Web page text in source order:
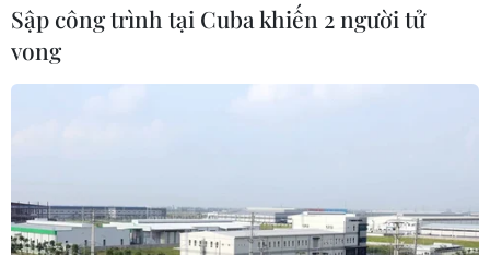
Hoạt động giám sát núi lửa tại Tonga gặp
Vụ phun trào đã phá hủy và khiến phần lớn miệng núi
lửa vốn nằm ngang mực nước biển chìm hẳn xuống
Sập công trình tại Cuba khiến 2 người tử
vong